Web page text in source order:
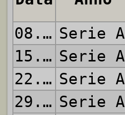
08.09.1957 Serie A
15.09.1957 Serie A
22.09.1957 Serie A
29.09.1957 Serie A